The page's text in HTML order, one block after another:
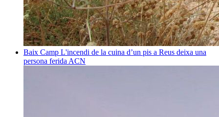
Baix Camp L'incendi de la cuina d’un pis a Reus deixa una
persona ferida ACN